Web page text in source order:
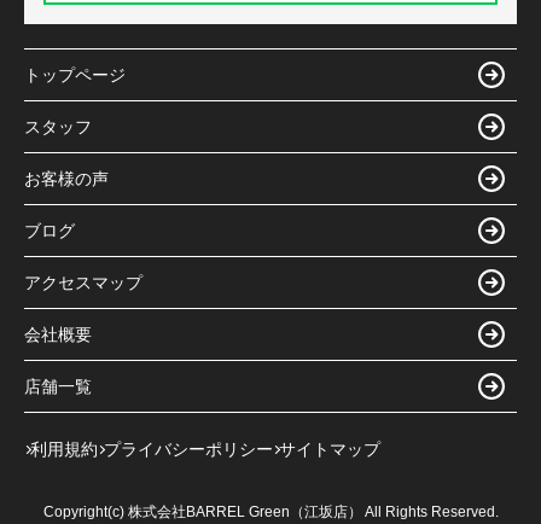
トップページ
スタッフ
お客様の声
ブログ
アクセスマップ
会社概要
店舗一覧
利用規約 プライバシーポリシー サイトマップ
Copyright(c) 株式会社BARREL Green（江坂店） All Rights Reserved.